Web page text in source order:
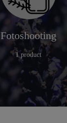
Fotoshooting
1 product